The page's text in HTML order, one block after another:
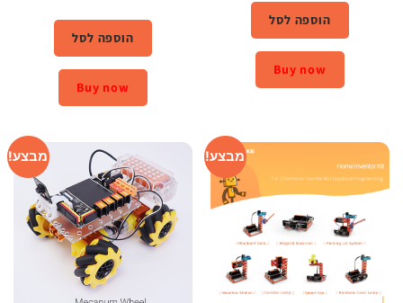
הוספה לסל
Buy now
הוספה לסל
Buy now
מבצע! מבצע!